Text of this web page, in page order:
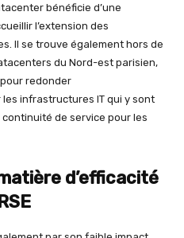
bénéficie d’une
l’extension des
Il se trouve également hors de
du Nord-est parisien,
redonder
infrastructures IT qui y sont
de service pour les
d’efficacité